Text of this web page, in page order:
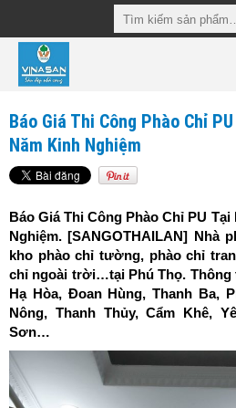
Báo Giá Thi Công Phào Chỉ
Năm Kinh Nghiệm
Báo Giá Thi Công Phào Chỉ PU
Nghiệm. [SANGOTHAILAN]
Nhà
kho phào chỉ tường, phào chỉ
chỉ ngoài trời…tại Phú Thọ. Thông
Hạ Hòa, Đoan Hùng, Thanh Ba,
Nông, Thanh Thủy, Cẩm Khê,
Sơn…